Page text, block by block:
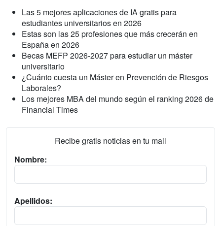
Las 5 mejores aplicaciones de IA gratis para
estudiantes universitarios en 2026
Estas son las 25 profesiones que más crecerán en
España en 2026
Becas MEFP 2026-2027 para estudiar un máster
universitario
¿Cuánto cuesta un Máster en Prevención de Riesgos
Laborales?
Los mejores MBA del mundo según el ranking 2026 de
Financial Times
Recibe gratis noticias en tu mail
Nombre:
Apellidos: